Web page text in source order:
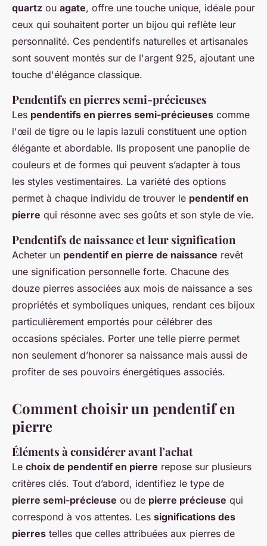
quartz ou agate, offre une touche unique, idéale pour
ceux qui souhaitent porter un bijou qui reflète leur
personnalité. Ces pendentifs naturelles et artisanales
sont souvent montés sur de l'argent 925, ajoutant une
touche d'élégance classique.
Pendentifs en pierres semi-précieuses
Les pendentifs en pierres semi-précieuses comme
l'œil de tigre ou le lapis lazuli constituent une option
élégante et abordable. Ils proposent une panoplie de
couleurs et de formes qui peuvent s’adapter à tous
les styles vestimentaires. La variété des options
permet à chaque individu de trouver le pendentif en
pierre qui résonne avec ses goûts et son style de vie.
Pendentifs de naissance et leur signification
Acheter un pendentif en pierre de naissance revêt
une signification personnelle forte. Chacune des
douze pierres associées aux mois de naissance a ses
propriétés et symboliques uniques, rendant ces bijoux
particulièrement emportés pour célébrer des
occasions spéciales. Porter une telle pierre permet
non seulement d’honorer sa naissance mais aussi de
profiter de ses pouvoirs énergétiques associés.
Comment choisir un pendentif en
pierre
Éléments à considérer avant l'achat
Le choix de pendentif en pierre repose sur plusieurs
critères clés. Tout d’abord, identifiez le type de
pierre semi-précieuse ou de pierre précieuse qui
correspond à vos attentes. Les significations des
pierres telles que celles attribuées aux pierres de